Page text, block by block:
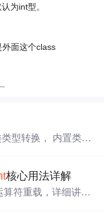
为int型。
面这个class
。（如何将一种类
认
核心用法详解
算符重载，详细讲解